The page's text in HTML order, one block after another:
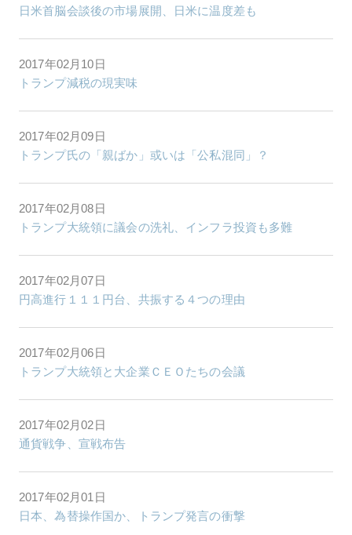
日米首脳会談後の市場展開、日米に温度差も
2017年02月10日
トランプ減税の現実味
2017年02月09日
トランプ氏の「親ばか」或いは「公私混同」？
2017年02月08日
トランプ大統領に議会の洗礼、インフラ投資も多難
2017年02月07日
円高進行１１１円台、共振する４つの理由
2017年02月06日
トランプ大統領と大企業ＣＥＯたちの会議
2017年02月02日
通貨戦争、宣戦布告
2017年02月01日
日本、為替操作国か、トランプ発言の衝撃